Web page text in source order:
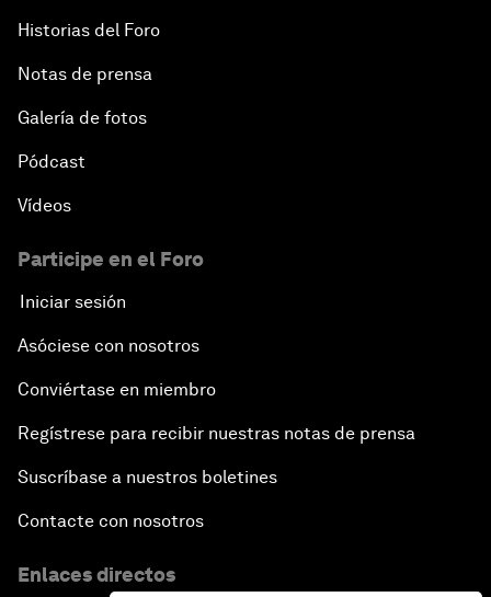
Historias del Foro
Notas de prensa
Galería de fotos
Pódcast
Vídeos
Participe en el Foro
Iniciar sesión
Asóciese con nosotros
Conviértase en miembro
Regístrese para recibir nuestras notas de prensa
Suscríbase a nuestros boletines
Contacte con nosotros
Enlaces directos